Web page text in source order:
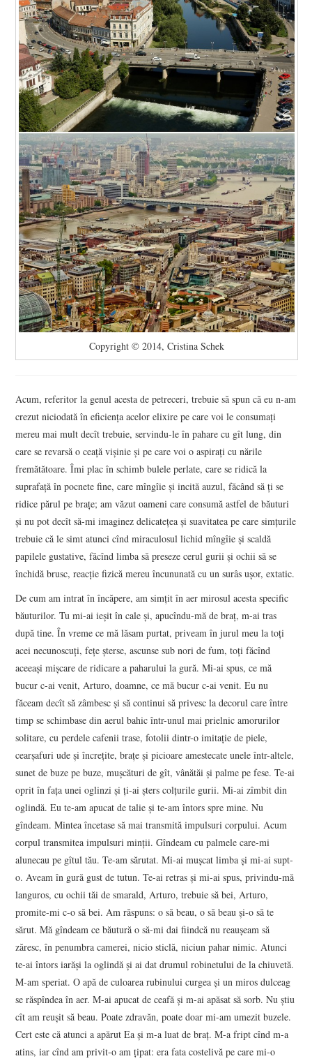
Copyright © 2014, Cristina Schek
Acum, referitor la genul acesta de petreceri, trebuie să spun că eu n-am
crezut niciodată în eficienţa acelor elixire pe care voi le consumaţi
mereu mai mult decît trebuie, servindu-le în pahare cu gît lung, din
care se revarsă o ceaţă vişinie şi pe care voi o aspiraţi cu nările
fremătătoare. Îmi plac în schimb bulele perlate, care se ridică la
suprafaţă în pocnete fine, care mîngîie şi incită auzul, făcând să ţi se
ridice părul pe braţe; am văzut oameni care consumă astfel de băuturi
şi nu pot decît să-mi imaginez delicateţea şi suavitatea pe care simţurile
trebuie că le simt atunci cînd miraculosul lichid mîngîie şi scaldă
papilele gustative, făcînd limba să preseze cerul gurii şi ochii să se
închidă brusc, reacţie fizică mereu încununată cu un surâs uşor, extatic.
De cum am intrat în încăpere, am simţit în aer mirosul acesta specific
băuturilor. Tu mi-ai ieşit în cale şi, apucîndu-mă de braţ, m-ai tras
după tine. În vreme ce mă lăsam purtat, priveam în jurul meu la toţi
acei necunoscuţi, feţe şterse, ascunse sub nori de fum, toţi făcînd
aceeaşi mişcare de ridicare a paharului la gură. Mi-ai spus, ce mă
bucur c-ai venit, Arturo, doamne, ce mă bucur c-ai venit. Eu nu
făceam decît să zâmbesc şi să continui să privesc la decorul care între
timp se schimbase din aerul bahic într-unul mai prielnic amorurilor
solitare, cu perdele cafenii trase, fotolii dintr-o imitaţie de piele,
cearşafuri ude şi încreţite, braţe şi picioare amestecate unele într-altele,
sunet de buze pe buze, muşcături de gît, vânătăi şi palme pe fese. Te-ai
oprit în faţa unei oglinzi şi ţi-ai şters colţurile gurii. Mi-ai zîmbit din
oglindă. Eu te-am apucat de talie şi te-am întors spre mine. Nu
gîndeam. Mintea încetase să mai transmită impulsuri corpului. Acum
corpul transmitea impulsuri minţii. Gîndeam cu palmele care-mi
alunecau pe gîtul tău. Te-am sărutat. Mi-ai muşcat limba şi mi-ai supt-
o. Aveam în gură gust de tutun. Te-ai retras şi mi-ai spus, privindu-mă
languros, cu ochii tăi de smarald, Arturo, trebuie să bei, Arturo,
promite-mi c-o să bei. Am răspuns: o să beau, o să beau şi-o să te
sărut. Mă gîndeam ce băutură o să-mi dai fiindcă nu reauşeam să
zăresc, în penumbra camerei, nicio sticlă, niciun pahar nimic. Atunci
te-ai întors iarăşi la oglindă şi ai dat drumul robinetului de la chiuvetă.
M-am speriat. O apă de culoarea rubinului curgea şi un miros dulceag
se răspîndea în aer. M-ai apucat de ceafă şi m-ai apăsat să sorb. Nu ştiu
cît am reuşit să beau. Poate zdravăn, poate doar mi-am umezit buzele.
Cert este că atunci a apărut Ea şi m-a luat de braţ. M-a fript cînd m-a
atins, iar cînd am privit-o am ţipat: era fata costelivă pe care mi-o